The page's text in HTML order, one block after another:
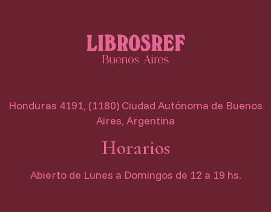
Honduras 4191, (1180) Ciudad Autónoma de Buenos
Aires, Argentina
Horarios
Abierto de Lunes a Domingos de 12 a 19 hs.